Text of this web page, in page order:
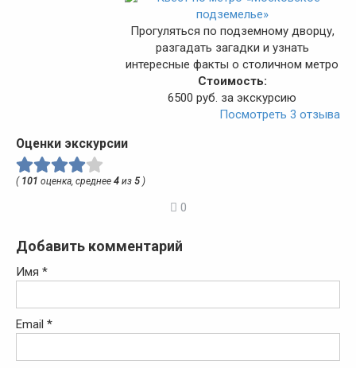
Прогуляться по подземному дворцу,
разгадать загадки и узнать
интересные факты о столичном метро
Стоимость:
6500 руб. за экскурсию
Посмотреть 3 отзыва
Оценки экскурсии
( 101 оценка, среднее 4 из 5 )
0
Добавить комментарий
Имя *
Email *